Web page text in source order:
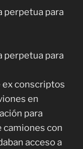
perpetua para
perpetua para
ex conscriptos
en
para
camiones con
acceso a